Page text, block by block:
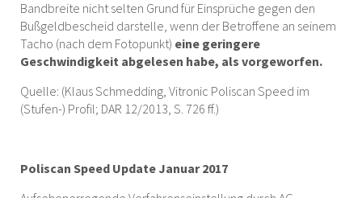
Bandbreite nicht selten Grund für Einsprüche gegen den
Bußgeldbescheid darstelle, wenn der Betroffene an seinem
Tacho (nach dem Fotopunkt) eine geringere
Geschwindigkeit abgelesen habe, als vorgeworfen.
Quelle: (Klaus Schmedding, Vitronic Poliscan Speed im
(Stufen-) Profil; DAR 12/2013, S. 726 ff.)
Poliscan Speed Update Januar 2017